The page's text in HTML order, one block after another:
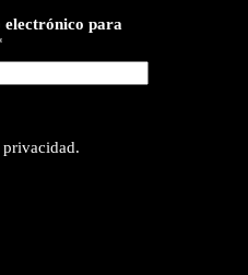
electrónico para